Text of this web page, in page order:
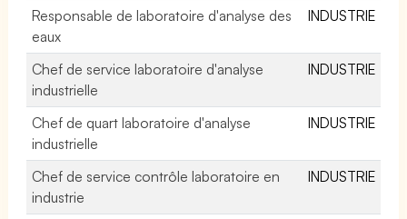
Responsable de laboratoire d'analyse des
eaux
INDUSTRIE
Chef de service laboratoire d'analyse
industrielle
INDUSTRIE
Chef de quart laboratoire d'analyse
industrielle
INDUSTRIE
Chef de service contrôle laboratoire en
industrie
INDUSTRIE